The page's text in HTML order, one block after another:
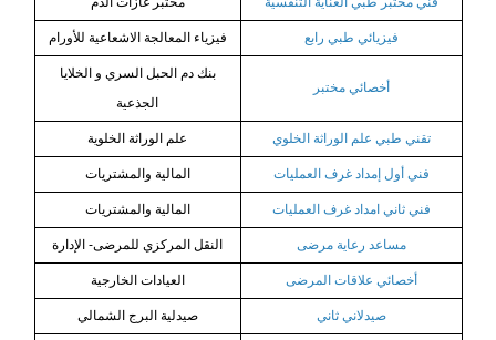
فيزيائي طبي رابع فيزياء المعالجة الاشعاعية للأورام
أخصائي مختبر
بنك دم الحبل السري و الخلايا
الجذعية
تقني طبي علم الوراثة الخلوي علم الوراثة الخلوية
فني أول إمداد غرف العمليات المالية والمشتريات
فني ثاني امداد غرف العمليات المالية والمشتريات
مساعد رعاية مرضى النقل المركزي للمرضى- الإدارة
أخصائي علاقات المرضى العيادات الخارجية
صيدلاني ثاني صيدلية البرج الشمالي